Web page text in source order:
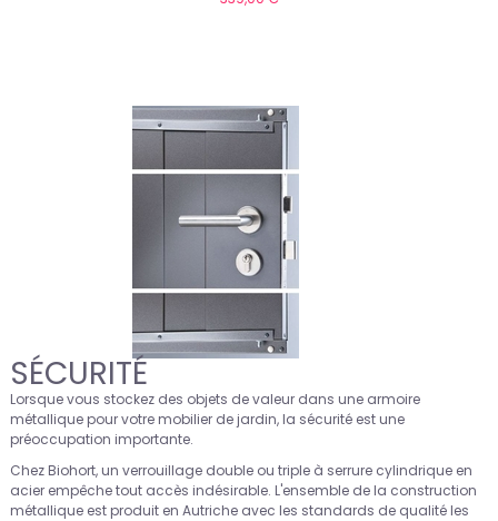
SÉCURITÉ
Lorsque vous stockez des objets de valeur dans une armoire
métallique pour votre mobilier de jardin, la sécurité est une
préoccupation importante.
Chez Biohort, un verrouillage double ou triple à serrure cylindrique en
acier empêche tout accès indésirable. L'ensemble de la construction
métallique est produit en Autriche avec les standards de qualité les